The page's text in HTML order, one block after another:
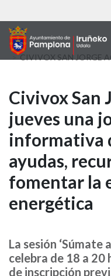
au
contenu
principal
Civivox
San
Jorge
acoge
este
una
Civivox San
jueves una
informativa
ayudas,
fomentar la
energética
La sesión ‘Súmate
celebra de 18 a 20
de inscripción